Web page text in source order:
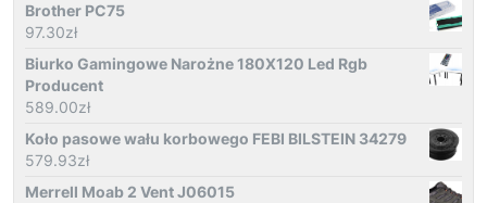
Brother PC75
97.30zł
Biurko Gamingowe Narożne 180X120 Led Rgb
Producent
589.00zł
Koło pasowe wału korbowego FEBI BILSTEIN 34279
579.93zł
Merrell Moab 2 Vent J06015